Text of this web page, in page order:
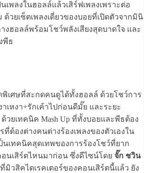
พลงในฮอลล์แล้วเสิร์ฟเพลงเพราะต่อ
ด้วยเซ็ตเพลงเดี่ยวของบอยที่เปิดตัวจากมินิ
งฮอลล์พร้อมโชว์พลังเสียงสุดบาดใจ และ
พีธ
เศษที่สะกดคนดูได้ทั้งฮอลล์ ด้วยโชว์การ
าเหงา+รักเค้าไปก่อนดีมั๊ย และระยะ
วยเทคนิค Mash Up ที่ทั้งบอยและพีธต้อง
ต้องต่างคนต่างร้องเพลงของตัวเองใน
นเทคนิคสุดเทพของการร้องโชว์ที่ยาก
นเสิร์ตไหนมาก่อน ซึ่งดีไซน์โดย จั๊ก ชวิน
วสิคไดเรคเตอร์ของคอนเสิร์ตนี้แล้ว ยัง